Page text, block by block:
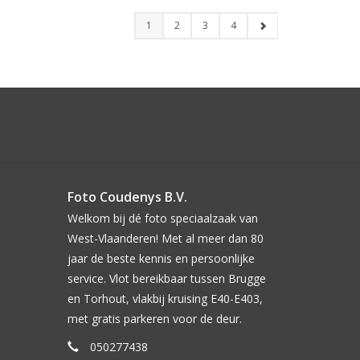
1 2 3 4
Foto Coudenys B.V.
Welkom bij dé foto speciaalzaak van
West-Vlaanderen! Met al meer dan 80
jaar de beste kennis en persoonlijke
service. Vlot bereikbaar tussen Brugge
en Torhout, vlakbij kruising E40-E403,
met gratis parkeren voor de deur.
050277438